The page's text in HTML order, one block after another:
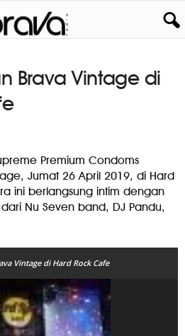
Brava Vintage di
Premium Condoms
Jumat 26 April 2019, di Hard
ini berlangsung intim dengan
Nu Seven band, DJ Pandu,
Vintage di Hard Rock Cafe